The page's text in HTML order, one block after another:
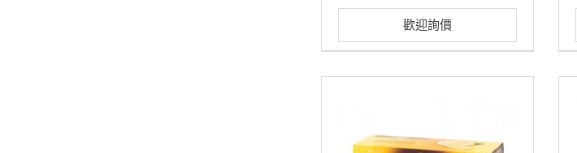
歡迎詢價